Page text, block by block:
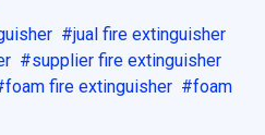
jual fire extinguisher
supplier fire extinguisher
foam fire extinguisher
foam